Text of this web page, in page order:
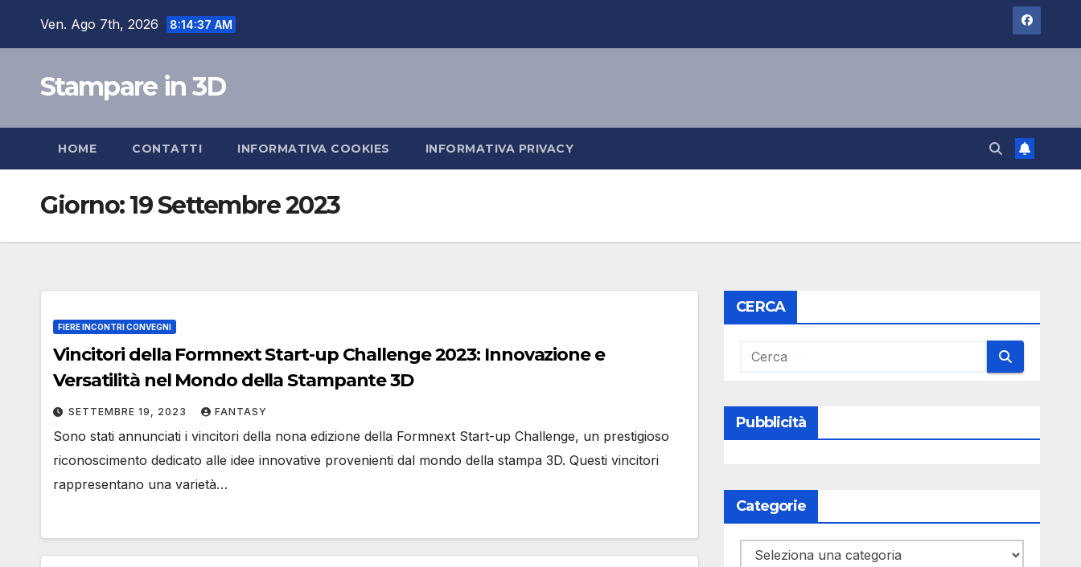
Ven. Ago 7th, 2026 8:14:37 AM
Stampare in 3D
HOME CONTATTI INFORMATIVA COOKIES INFORMATIVA PRIVACY
Giorno:19 Settembre 2023
FIERE INCONTRI CONVEGNI
Vincitori della Formnext Start-up Challenge 2023: Innovazione e
Versatilità nel Mondo della Stampante 3D
SETTEMBRE 19, 2023 FANTASY
Sono stati annunciati i vincitori della nona edizione della Formnext Start-up Challenge, un prestigioso
riconoscimento dedicato alle idee innovative provenienti dal mondo della stampa 3D. Questi vincitori
rappresentano una varietà…
CERCA
Pubblicità
Categorie
Categorie